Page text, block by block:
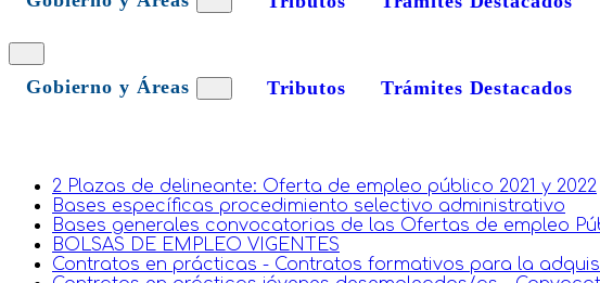
Gobierno y Áreas Tributos Trámites Destacados
2 Plazas de delineante: Oferta de empleo público 2021 y 2022
Bases específicas procedimiento selectivo administrativo
Bases generales convocatorias de las Ofertas de empleo
BOLSAS DE EMPLEO VIGENTES
Contratos en prácticas - Contratos formativos para la